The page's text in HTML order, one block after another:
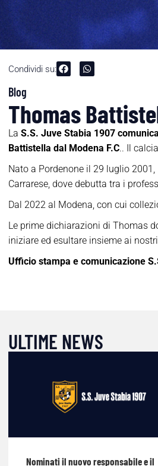
Condividi su:
Blog
Thomas
La S.S. Juve Stabia 1907
Battistella dal Modena F.C.. Il
Nato a Pordenone il 29 luglio
Carrarese, dove debutta tra i
Dal 2022 al Modena, con cui
Le prime dichiarazioni di Thomas
iniziare ed esultare insieme ai
Ufficio stampa e comunicazione
ULTIME NEWS
Nominati il nuovo responsabile e il